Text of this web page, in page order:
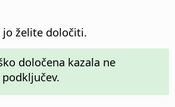
želite določiti.
določena kazala ne